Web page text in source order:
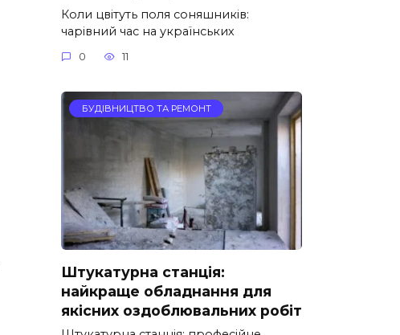
Коли цвітуть поля соняшників:
чарівний час на українських
0 11
БУДІВНИЦТВО ТА РЕМОНТ
Штукатурна станція:
найкраще обладнання для
якісних оздоблювальних робіт